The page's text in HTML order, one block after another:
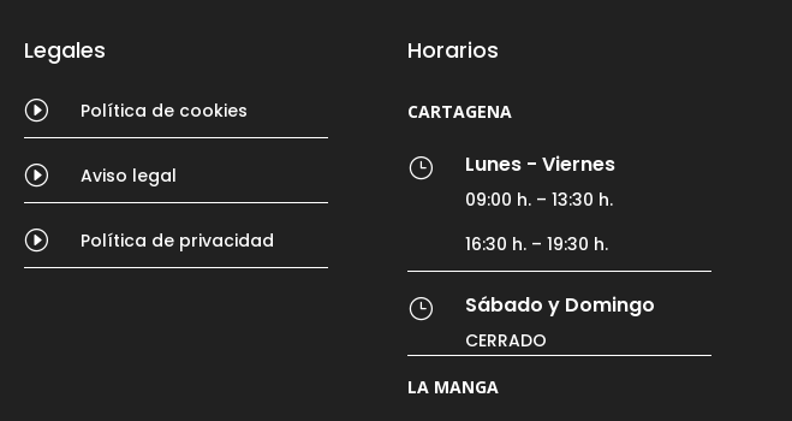
Legales
I Política de cookies
I Aviso legal
I Política de privacidad
Horarios
CARTAGENA
} Lunes - Viernes
09:00 h. – 13:30 h.
16:30 h. – 19:30 h.
} Sábado y Domingo
CERRADO
LA MANGA